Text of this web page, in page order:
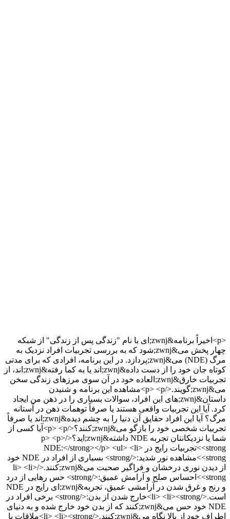
<p>اخیراً برنامه&zwnj;ای با نام "زندگی پس از زندگی" از شبکه
چهار پخش می&zwnj;شود که به بررسی تجربیات افراد نزدیک به
مرگ (NDE) می&zwnj;پردازد. در این برنامه، افرادی که برای مدتی
کوتاه جان خود را از دست داده&zwnj;اند یا به کما رفته&zwnj;اند، از
تجربیات خارق&zwnj;العاده خود در آن سوی مرزهای زندگی سخن
می&zwnj;گویند.</p> <p>مشاهده این برنامه و شنیدن
داستان&zwnj;های این افراد، سوالات بسیاری را در ذهن من ایجاد
کرد. آیا این تجربیات واقعی هستند یا صرفاً توهمات ذهن در آستانه
مرگ؟ آیا این افراد حقایق آن دنیا را به چشم دیده&zwnj;اند یا صرفاً
تجربیات شخصی خود را بازگو می&zwnj;کنند؟</p> <p>آیا کسی از
شما یا نزدیکانتان تجربه NDE داشته&zwnj;اید؟</p> <p>
<strong>تجربیات رایج در NDE:</strong></p> <ul> <li>
<strong>مشاهده نور شدید:</strong> بسیاری از افراد در NDE خود
از دیدن نوری درخشان و فراگیر صحبت می&zwnj;کنند.</li> <li>
<strong>احساس صلح و آرامش عمیق:</strong> حس رهایی از درد
و رنج و غرق شدن در آرامشی عمیق، تجربه&zwnj;ای رایج در NDE
است.</li> <li><strong>خارج شدن از بدن:</strong> برخی افراد در
NDE خود حس می&zwnj;کنند که از بدن خود خارج شده و به دنیای
اطراف خود از بالا نگاه می&zwnj;کنند.</li> <li><strong>ملاقات با